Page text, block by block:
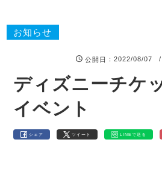
お知らせ
公開日 ：2022/08/07 /
ディズニーチケ
イベント
シェア ツイート LINEで送る